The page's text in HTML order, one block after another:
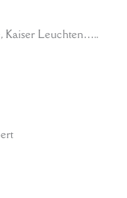
Kaiser Leuchten…..